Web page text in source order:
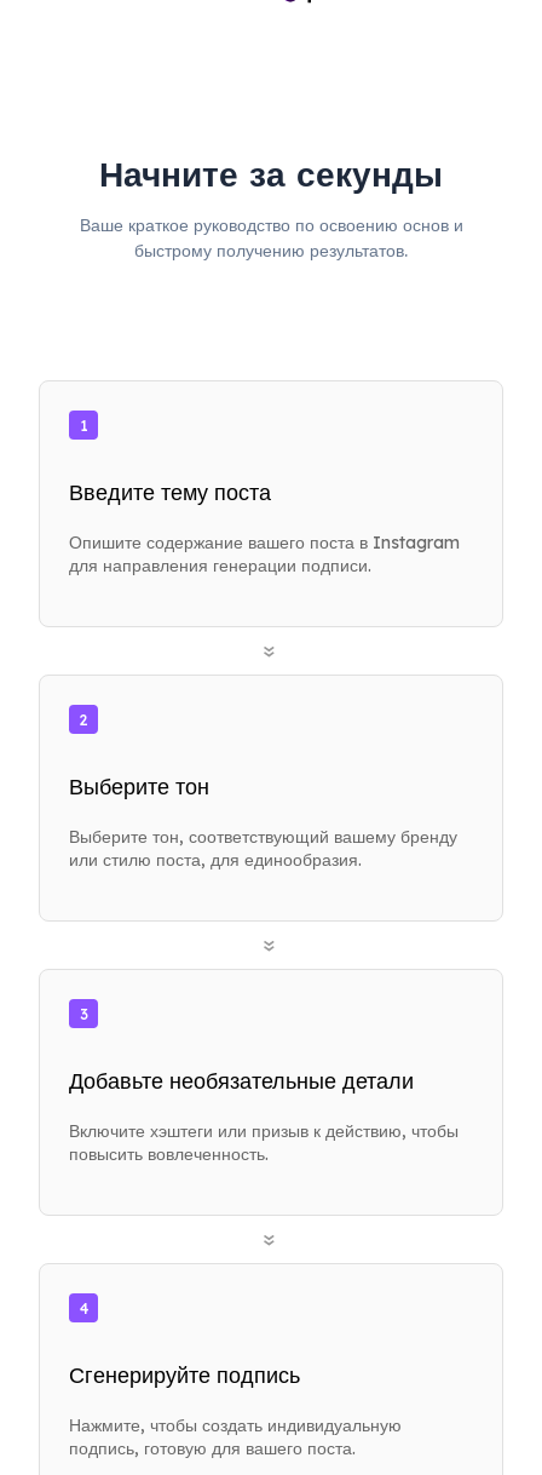
Начните за секунды
Ваше краткое руководство по освоению основ и
быстрому получению результатов.
1
Введите тему поста
Опишите содержание вашего поста в Instagram
для направления генерации подписи.
»
2
Выберите тон
Выберите тон, соответствующий вашему бренду
или стилю поста, для единообразия.
»
3
Добавьте необязательные детали
Включите хэштеги или призыв к действию, чтобы
повысить вовлеченность.
»
4
Сгенерируйте подпись
Нажмите, чтобы создать индивидуальную
подпись, готовую для вашего поста.